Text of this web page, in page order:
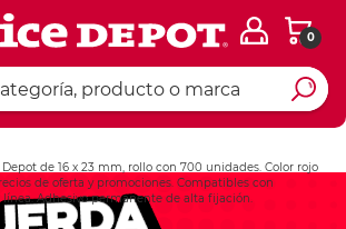
0
de 16 x 23 mm, rollo con 700 unidades. Color rojo
de oferta y promociones. Compatibles con
Adhesivo permanente de alta fijación.
Ingresar Codigo